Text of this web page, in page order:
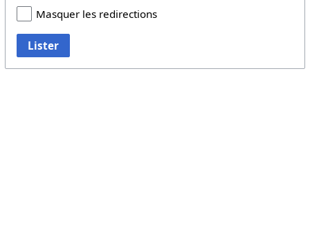
Masquer les redirections
Lister